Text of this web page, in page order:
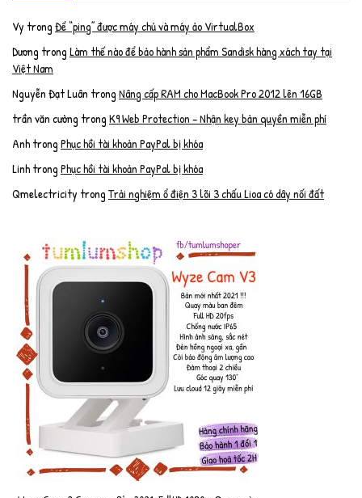
Vy trongĐể “ping” được máy chủ và máy ảo VirtualBox
Dương trongLàm thế nào để bảo hành sản phẩm Sandisk hàng xách tay tại
Việt Nam
Nguyễn Đạt Luân trongNâng cấp RAM cho MacBook Pro 2012 lên 16GB
trần văn cường trongK9 Web Protection – Nhận key bản quyền miễn phí
AnhtrongPhục hồi tài khoản PayPal bị khóa
LinhtrongPhục hồi tài khoản PayPal bị khóa
Qmelectricity trongTrải nghiệm ổ điện 3 lõi 3 chấu Lioa có dây nối đất